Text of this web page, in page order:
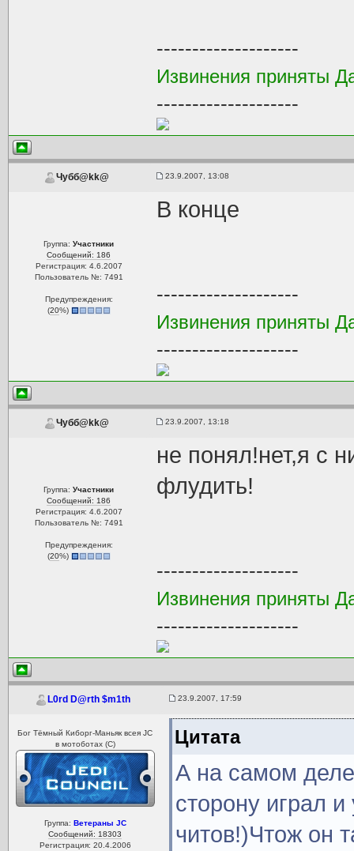
--------------------
Извинения приняты
--------------------
Чубб@kk@ 23.9.2007, 13:08
Группа:Участники
Сообщений: 186
Регистрация: 4.6.2007
Пользователь №: 7491
Предупреждения:
(20%)
В конце
--------------------
Извинения приняты
--------------------
Чубб@kk@ 23.9.2007, 13:18
Группа:Участники
Сообщений: 186
Регистрация: 4.6.2007
Пользователь №: 7491
Предупреждения:
(20%)
не понял!нет,я с
флудить!
--------------------
Извинения приняты
--------------------
L0rd D@rth $m1th 23.9.2007, 17:59
Бог Тёмный Киборг-Маньяк всея JC
в мотоботах (С)
Группа: Ветераны JC
Сообщений: 18303
Регистрация: 20.4.2006
Цитата
А на самом
сторону играл
читов!)Чтож он